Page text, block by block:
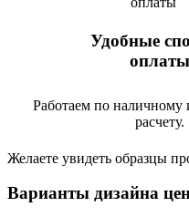
Удобные
оплаты
Работаем по наличному
расчету.
Желаете увидеть образцы
Варианты дизайна